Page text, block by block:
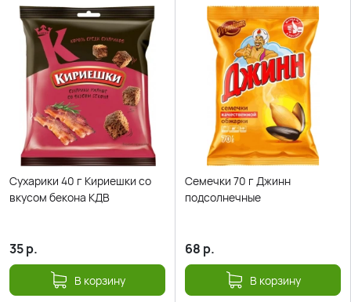
Сухарики 40 г Кириешки со
вкусом бекона КДВ
35р.
В корзину
Семечки 70 г Джинн
подсолнечные
68 р.
В корзину